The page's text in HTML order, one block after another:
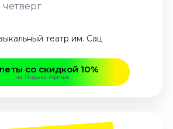
четверг
театр им. Сац
со скидкой 10%
на Яндекс Афише